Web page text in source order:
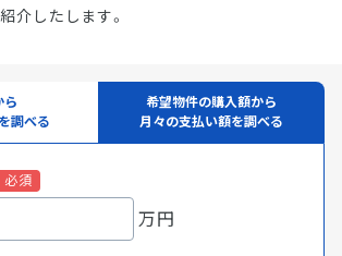
介したします。
ら
調べる
希望物件の購入額から
月々の支払い額を調べる
万円